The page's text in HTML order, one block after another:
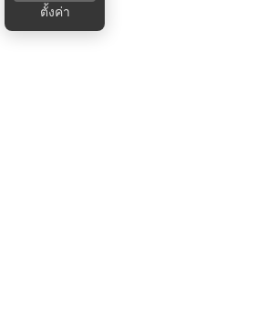
ตั้งค่า